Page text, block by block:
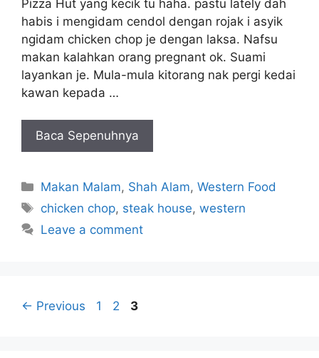
Pizza Hut yang kecik tu haha. pastu lately dah
habis i mengidam cendol dengan rojak i asyik
ngidam chicken chop je dengan laksa. Nafsu
makan kalahkan orang pregnant ok. Suami
layankan je. Mula-mula kitorang nak pergi kedai
kawan kepada …
Baca Sepenuhnya
Categories
Makan Malam, Shah Alam,Western Food
Tags
chicken chop, steak house,western
Leave a comment
← Previous Page
1 Page
2 Page
3